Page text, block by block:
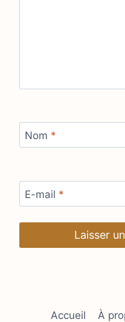
Nom *
E-mail *
Accueil
À